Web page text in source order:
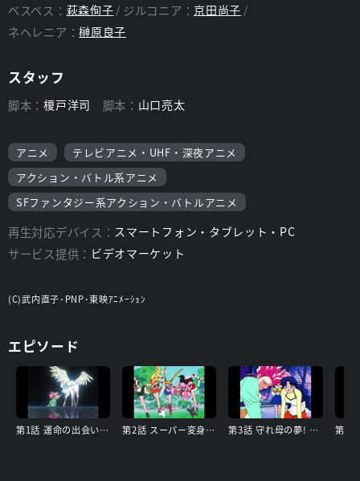
ベスベス： 萩森侚子 ジルコニア： 京田尚子
ネヘレニア：榊原良子
スタッフ
脚本：榎戸洋司 脚本： 山口亮太
アニメ
テレビアニメ・UHF・深夜アニメ
アクション・バトル系アニメ
SFファンタジー系アクション・バトルアニメ
再生対応デバイス： スマートフォン・タブレット・PC
サービス提供： ビデオマーケット
(C)武内直子･PNP･東映ｱﾆﾒｰｼｮﾝ
エピソード
第1話 運命の出会い! ペガサスの舞う夜 第2話 スーパー変身再び! ペガサスの力 第3話 守れ母の夢! Wムーンの新必殺技